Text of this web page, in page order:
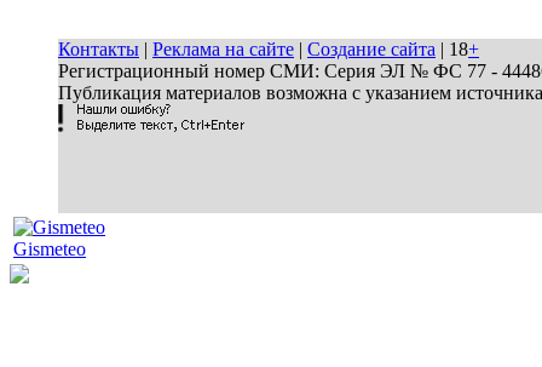
Контакты | Реклама на сайте | Создание сайта | 18+
Регистрационный номер СМИ: Серия ЭЛ № ФС 77 - 44486
Публикация материалов возможна с указанием
Gismeteo